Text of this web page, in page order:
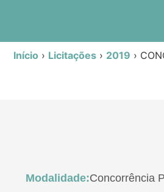
Início › Licitações › 2019 ›
Modalidade:Concorrência